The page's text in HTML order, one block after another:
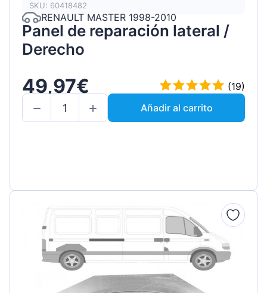
SKU: 60418482
RENAULT MASTER 1998-2010
Panel de reparación lateral /
Derecho
49,97€
(19)
Añadir al carrito